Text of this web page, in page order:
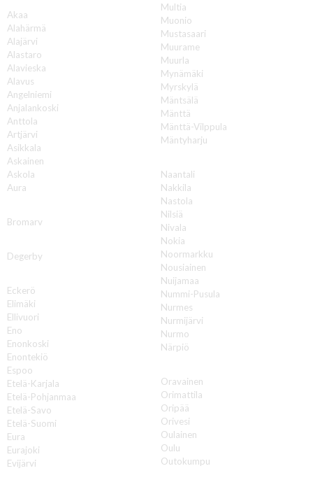
Akaa
Alahärmä
Alajärvi
Alastaro
Alavieska
Alavus
Angelniemi
Anjalankoski
Anttola
Artjärvi
Asikkala
Askainen
Askola
Aura
Bromarv
Degerby
Eckerö
Elimäki
Ellivuori
Eno
Enonkoski
Enontekiö
Espoo
Etelä-Karjala
Etelä-Pohjanmaa
Etelä-Savo
Etelä-Suomi
Eura
Eurajoki
Evijärvi
Multia
Muonio
Mustasaari
Muurame
Muurla
Mynämäki
Myrskylä
Mäntsälä
Mänttä
Mänttä-Vilppula
Mäntyharju
Naantali
Nakkila
Nastola
Nilsiä
Nivala
Nokia
Noormarkku
Nousiainen
Nuijamaa
Nummi-Pusula
Nurmes
Nurmijärvi
Nurmo
Närpiö
Oravainen
Orimattila
Oripää
Orivesi
Oulainen
Oulu
Outokumpu